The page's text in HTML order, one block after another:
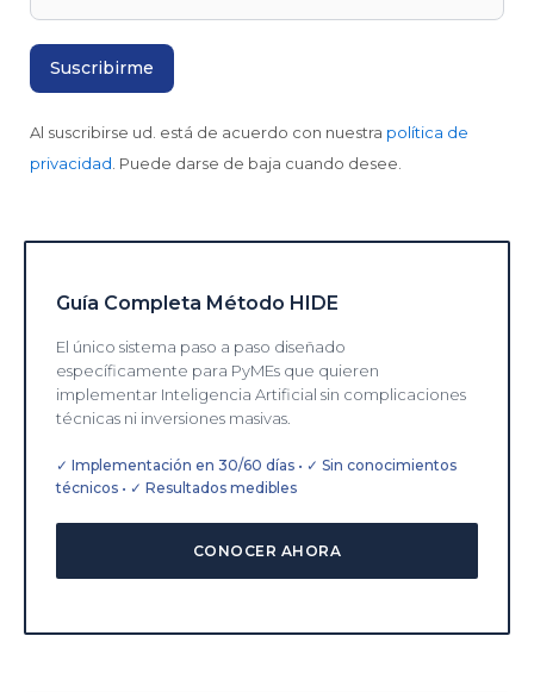
Al suscribirse ud. está de acuerdo con nuestra política de
privacidad . Puede darse de baja cuando desee.
Guía Completa Método HIDE
El único sistema paso a paso diseñado
específicamente para PyMEs que quieren
implementar Inteligencia Artificial sin complicaciones
técnicas ni inversiones masivas.
✓ Implementación en 30/60 días • ✓ Sin conocimientos
técnicos • ✓ Resultados medibles
CONOCER AHORA